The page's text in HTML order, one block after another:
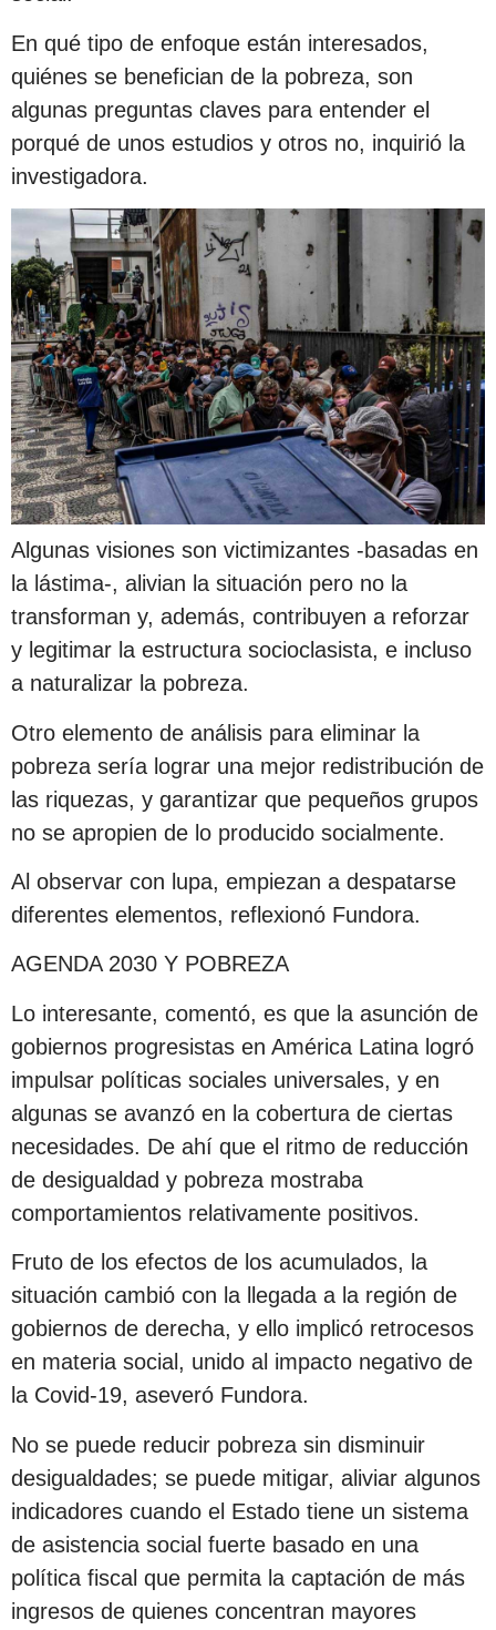
En qué tipo de enfoque están interesados,
quiénes se benefician de la pobreza, son
algunas preguntas claves para entender el
porqué de unos estudios y otros no, inquirió la
investigadora.
Algunas visiones son victimizantes -basadas en
la lástima-, alivian la situación pero no la
transforman y, además, contribuyen a reforzar
y legitimar la estructura socioclasista, e incluso
a naturalizar la pobreza.
Otro elemento de análisis para eliminar la
pobreza sería lograr una mejor redistribución de
las riquezas, y garantizar que pequeños grupos
no se apropien de lo producido socialmente.
Al observar con lupa, empiezan a despatarse
diferentes elementos, reflexionó Fundora.
AGENDA 2030 Y POBREZA
Lo interesante, comentó, es que la asunción de
gobiernos progresistas en América Latina logró
impulsar políticas sociales universales, y en
algunas se avanzó en la cobertura de ciertas
necesidades. De ahí que el ritmo de reducción
de desigualdad y pobreza mostraba
comportamientos relativamente positivos.
Fruto de los efectos de los acumulados, la
situación cambió con la llegada a la región de
gobiernos de derecha, y ello implicó retrocesos
en materia social, unido al impacto negativo de
la Covid-19, aseveró Fundora.
No se puede reducir pobreza sin disminuir
desigualdades; se puede mitigar, aliviar algunos
indicadores cuando el Estado tiene un sistema
de asistencia social fuerte basado en una
política fiscal que permita la captación de más
ingresos de quienes concentran mayores